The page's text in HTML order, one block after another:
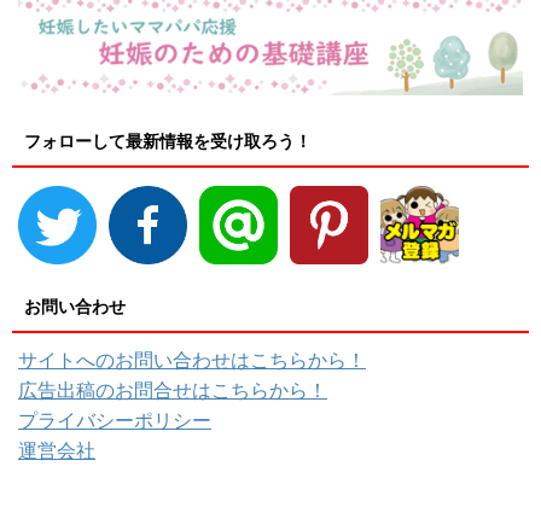
フォローして最新情報を受け取ろう！
お問い合わせ
サイトへのお問い合わせはこちらから！
広告出稿のお問合せはこちらから！
プライバシーポリシー
運営会社